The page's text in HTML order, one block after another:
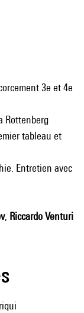
3e et 4e
Rottenberg
tableau et
Entretien avec
, Riccardo Venturi